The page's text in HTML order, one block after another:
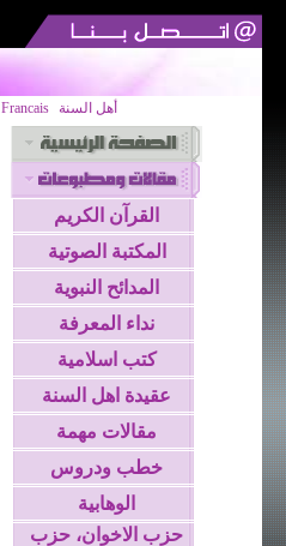
Francais أهل السنة
القرآن الكريم
المكتبة الصوتية
المدائح النبوية
نداء المعرفة
كتب اسلامية
عقيدة اهل السنة
مقالات مهمة
خطب ودروس
الوهابية
حزب الاخوان، حزب